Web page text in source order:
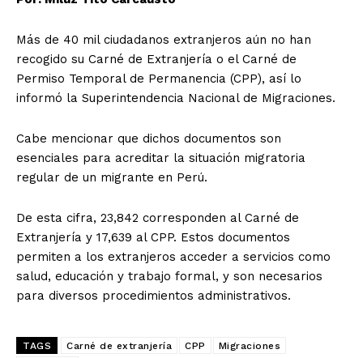
Más de 40 mil ciudadanos extranjeros aún no han
recogido su Carné de Extranjería o el Carné de
Permiso Temporal de Permanencia (CPP), así lo
informó la Superintendencia Nacional de Migraciones.
Cabe mencionar que dichos documentos son
esenciales para acreditar la situación migratoria
regular de un migrante en Perú.
De esta cifra, 23,842 corresponden al Carné de
Extranjería y 17,639 al CPP. Estos documentos
permiten a los extranjeros acceder a servicios como
salud, educación y trabajo formal, y son necesarios
para diversos procedimientos administrativos.
TAGS Carné de extranjería CPP
Migraciones